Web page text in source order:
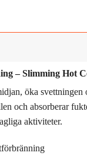
– Slimming Hot
öka
och absorberar
aktiviteter.